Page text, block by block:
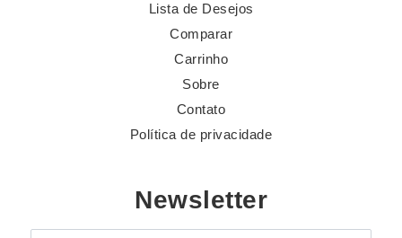
Lista de Desejos
Comparar
Carrinho
Sobre
Contato
Política de privacidade
Newsletter